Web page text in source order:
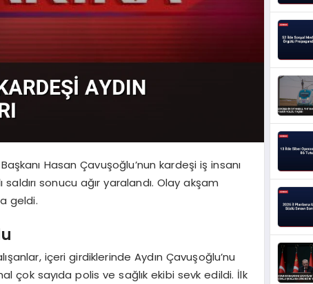
Hasan Çavuşoğlu’nun kardeşi iş insanı
sonucu ağır yaralandı. Olay akşam
geldi.
içeri girdiklerinde Aydın Çavuşoğlu’nu
çok sayıda polis ve sağlık ekibi sevk edildi. İlk